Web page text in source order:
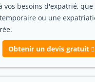
vos besoins d'expatrié,
ou une
Obtenir un devis gratuit